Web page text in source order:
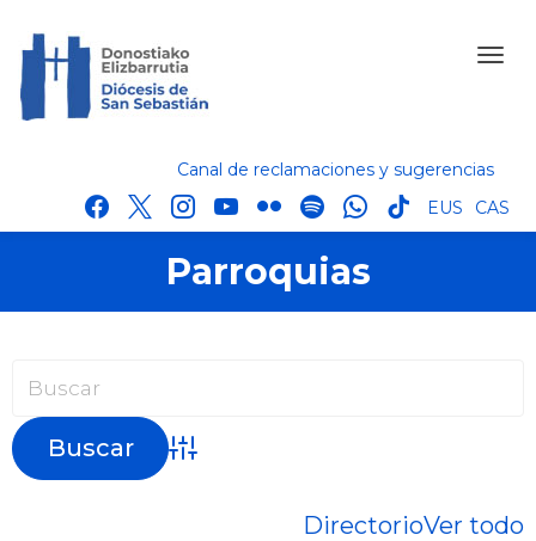
Canal de reclamaciones y sugerencias
facebook
x instagram
youtube
flickr spotifywhatsapp
tik
tok
EUS CAS
Parroquias
Búsqueda avanzada
DirectorioVer todo